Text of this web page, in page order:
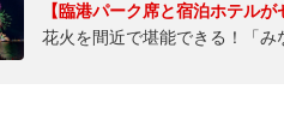
【臨港パーク席と宿泊ホテルが
花火を間近で堪能できる！「